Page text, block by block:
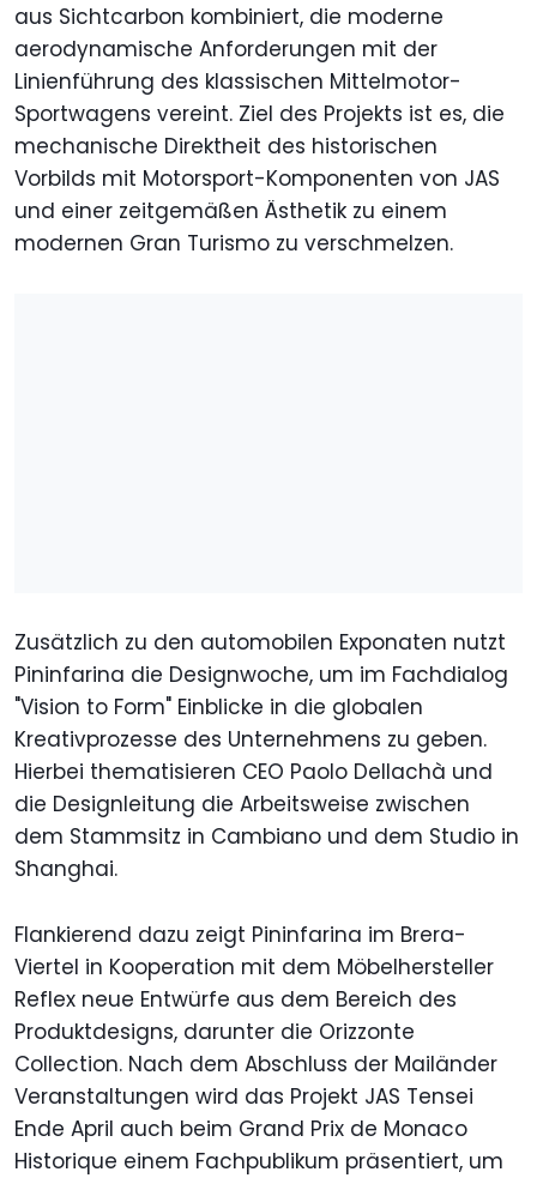
aus Sichtcarbon kombiniert, die moderne
aerodynamische Anforderungen mit der
Linienführung des klassischen Mittelmotor-
Sportwagens vereint. Ziel des Projekts ist es, die
mechanische Direktheit des historischen
Vorbilds mit Motorsport-Komponenten von JAS
und einer zeitgemäßen Ästhetik zu einem
modernen Gran Turismo zu verschmelzen.
Zusätzlich zu den automobilen Exponaten nutzt
Pininfarina die Designwoche, um im Fachdialog
"Vision to Form" Einblicke in die globalen
Kreativprozesse des Unternehmens zu geben.
Hierbei thematisieren CEO Paolo Dellachà und
die Designleitung die Arbeitsweise zwischen
dem Stammsitz in Cambiano und dem Studio in
Shanghai.
Flankierend dazu zeigt Pininfarina im Brera-
Viertel in Kooperation mit dem Möbelhersteller
Reflex neue Entwürfe aus dem Bereich des
Produktdesigns, darunter die Orizzonte
Collection. Nach dem Abschluss der Mailänder
Veranstaltungen wird das Projekt JAS Tensei
Ende April auch beim Grand Prix de Monaco
Historique einem Fachpublikum präsentiert, um